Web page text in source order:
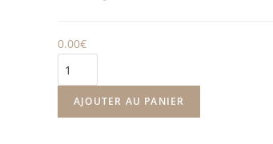
0.00€
AJOUTER AU PANIER